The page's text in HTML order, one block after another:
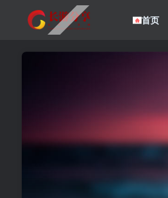
首页